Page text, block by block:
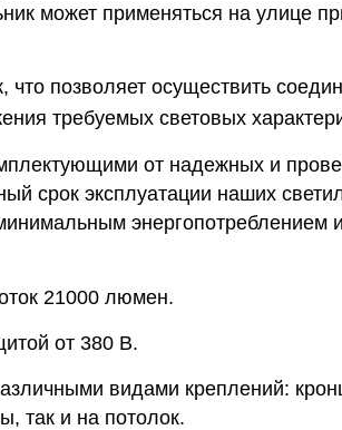
может применяться на улице
что позволяет осуществить
требуемых световых
от надежных и
срок эксплуатации наших
энергопотреблением
21000 люмен.
от 380 В.
видами креплений:
так и на потолок.